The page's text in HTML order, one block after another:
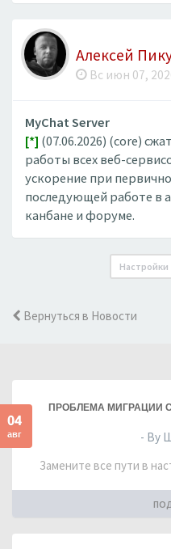
Алексей
Вс июн 07,
MyChat Server
[*] (07.06.2026) (core)
работы всех веб-
ускорение при
последующей работе в
канбане и форуме.
Настройки
Вернуться в Новости
04
авг
ПРОБЛЕМА МИГРАЦИИ
- By
Замените все пути в